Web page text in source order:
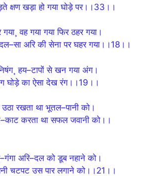
क्षण खड़ा हो गया घोड़े पर।।33।।
वह गया गया फिर ठहर गया।
अरि की सेना पर घहर गया।।18।।
निषंग¸ हय–टापों से खन गया अंग।
घोड़े का ऐसा देख रंग।।19।।
रखता था भूतल–पानी को।
करता था सफल जवानी को।।
अरि–दल को डूब नहाने को।
चटपट उस पार लगाने को।।21।।